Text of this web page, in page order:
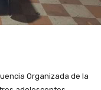
Organizada de la